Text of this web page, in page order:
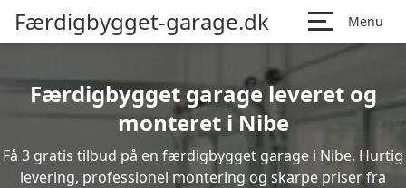
Færdigbygget-garage.dk Menu
Færdigbygget garage leveret og
monteret i Nibe
Få 3 gratis tilbud på en færdigbygget garage i Nibe. Hurtig
levering, professionel montering og skarpe priser fra